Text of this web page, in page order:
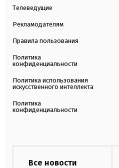
Телеведущие
Рекламодателям
Правила пользования
Политика
конфиденциальности
Политика использования
искусственного интеллекта
Политика
конфиденциальности
Все новости